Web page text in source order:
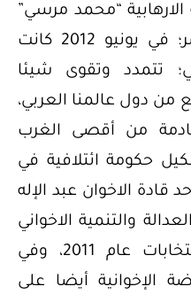
“محمد مرسي”
إلى كرسي الحكم في مصر؛ في يونيو 2012 كانت
تتمدد وتقوى شيئا
دول عالمنا العربي،
من أقصى الغرب
حكومة ائتلافية في
قادة الاخوان عبد الإله
والتنمية الاخواني
على أكثر الأصوات في انتخابات عام 2011، وفي
أيضا على